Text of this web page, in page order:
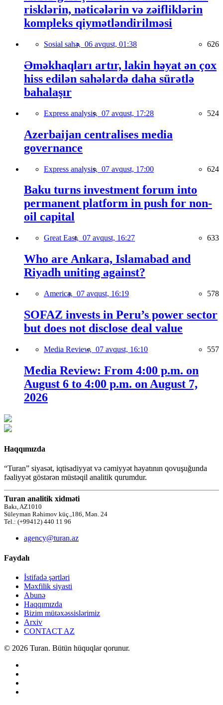
risklərin, nəticələrin və zəifliklərin
kompleks qiymətləndirilməsi
Sosial sahə, 06 avqust, 01:38 626
Əməkhaqları artır, lakin həyat ən çox
hiss edilən sahələrdə daha sürətlə
bahalaşır
Express analysis, 07 avqust, 17:28 524
Azerbaijan centralises media
governance
Express analysis, 07 avqust, 17:00 624
Baku turns investment forum into
permanent platform in push for non-
oil capital
Great East, 07 avqust, 16:27 633
Who are Ankara, Islamabad and
Riyadh uniting against?
America, 07 avqust, 16:19 578
SOFAZ invests in Peru’s power sector
but does not disclose deal value
Media Review, 07 avqust, 16:10 557
Media Review: From 4:00 p.m. on
August 6 to 4:00 p.m. on August 7,
2026
Haqqımızda
“Turan” siyasət, iqtisadiyyat və cəmiyyət həyatının qovuşuğunda
fəaliyyət göstərən müstəqil analitik qurumdur.
Turan analitik xidməti
Bakı, AZ1010
Süleyman Rəhimov küç.,186, Mən. 24
Tel.: (+99412) 440 11 96
agency@turan.az
Faydalı
İstifadə şərtləri
Məxfilik siyasti
Abunə
Haqqımızda
Bizim mütəxəssislərimiz
Arxiv
CONTACT AZ
© 2026 Turan. Bütün hüquqlar qorunur.